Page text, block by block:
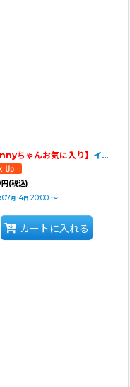
ちゃんお気に入り】 イカの一夜干し
円 (税込)
07月14日 20:00 ～
カートに入れる